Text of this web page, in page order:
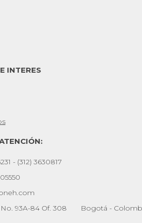
INTERES
- (312) 3630817
No. 93A-84 Of. 308 Bogotá -